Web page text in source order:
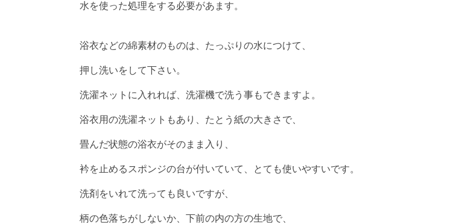
水を使った処理をする必要があます。
浴衣などの綿素材のものは、たっぷりの水につけて、
押し洗いをして下さい。
洗濯ネットに入れれば、洗濯機で洗う事もできますよ。
浴衣用の洗濯ネットもあり、たとう紙の大きさで、
畳んだ状態の浴衣がそのまま入り、
衿を止めるスポンジの台が付いていて、とても使いやすいです。
洗剤をいれて洗っても良いですが、
柄の色落ちがしないか、下前の内の方の生地で、